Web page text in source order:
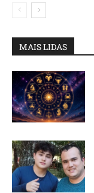
MAIS LIDAS